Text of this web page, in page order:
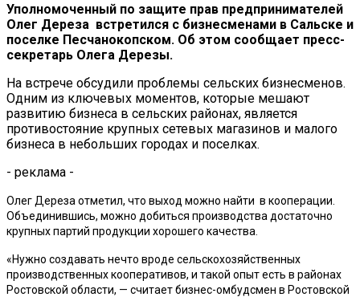
Уполномоченный по защите прав предпринимателей
Олег Дереза встретился с бизнесменами в Сальске и
поселке Песчанокопском. Об этом сообщает пресс-
секретарь Олега Дерезы.
На встрече обсудили проблемы сельских бизнесменов.
Одним из ключевых моментов, которые мешают
развитию бизнеса в сельских районах, является
противостояние крупных сетевых магазинов и малого
бизнеса в небольших городах и поселках.
- реклама -
Олег Дереза отметил, что выход можно найти в кооперации.
Объединившись, можно добиться производства достаточно
крупных партий продукции хорошего качества.
«Нужно создавать нечто вроде сельскохозяйственных
производственных кооперативов, и такой опыт есть в районах
Ростовской области, — считает бизнес-омбудсмен в Ростовской